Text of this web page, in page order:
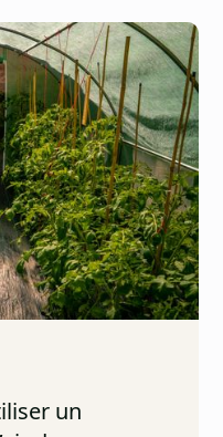
un